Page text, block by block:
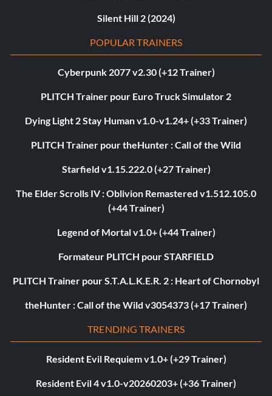
Silent Hill 2 (2024)
POPULAR TRAINERS
Cyberpunk 2077 v2.30 (+12 Trainer)
PLITCH Trainer pour Euro Truck Simulator 2
Dying Light 2 Stay Human v1.0-v1.24+ (+33 Trainer)
PLITCH Trainer pour theHunter : Call of the Wild
Starfield v1.15.222.0 (+27 Trainer)
The Elder Scrolls IV : Oblivion Remastered v1.512.105.0
(+44 Trainer)
Legend of Mortal v1.0+ (+44 Trainer)
Formateur PLITCH pour STARFIELD
PLITCH Trainer pour S.T.A.L.K.E.R. 2 : Heart of Chornobyl
theHunter : Call of the Wild v3054373 (+17 Trainer)
TRENDING TRAINERS
Resident Evil Requiem v1.0+ (+29 Trainer)
Resident Evil 4 v1.0-v20260203+ (+36 Trainer)